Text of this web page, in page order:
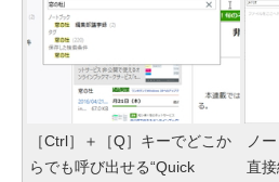
［Ctrl］＋［Q］キーでどこか
らでも呼び出せる“Quick
ノ
直